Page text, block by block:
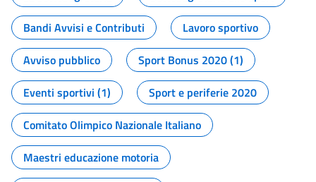
Bandi Avvisi e Contributi
Lavoro sportivo
Avviso pubblico
Sport Bonus 2020 (1)
Eventi sportivi (1)
Sport e periferie 2020
Comitato Olimpico Nazionale Italiano
Maestri educazione motoria